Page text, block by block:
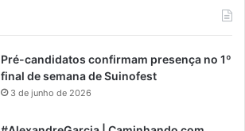
Pré-candidatos confirmam presença no 1º
final de semana de Suinofest
3 de junho de 2026